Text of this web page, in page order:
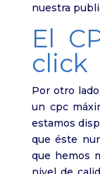
nuestra
El
click
Por otro
un cpc
estamos
que éste
que hemos